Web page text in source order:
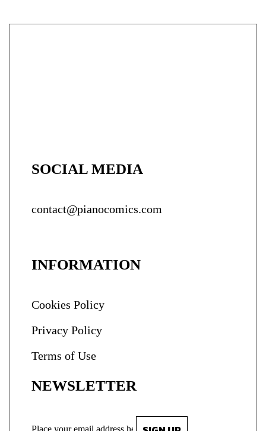
SOCIAL MEDIA
contact@pianocomics.com
INFORMATION
Cookies Policy
Privacy Policy
Terms of Use
NEWSLETTER